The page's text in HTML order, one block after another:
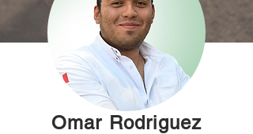
Omar Rodriguez